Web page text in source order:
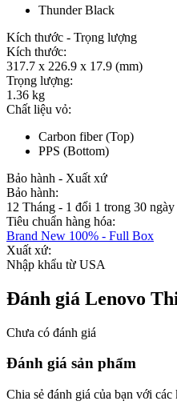
Thunder Black
Kích thước - Trọng lượng
Kích thước:
317.7 x 226.9 x 17.9 (mm)
Trọng lượng:
1.36 kg
Chất liệu vỏ:
Carbon fiber (Top)
PPS (Bottom)
Bảo hành - Xuất xứ
Bảo hành:
12 Tháng - 1 đổi 1 trong 30 ngày
Tiêu chuẩn hàng hóa:
Brand New 100% - Full Box
Xuất xứ:
Nhập khẩu từ USA
Đánh giá Lenovo
Chưa có đánh giá
Đánh giá sản phẩm
Chia sẻ đánh giá của bạn với các